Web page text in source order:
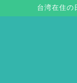
台湾在住の